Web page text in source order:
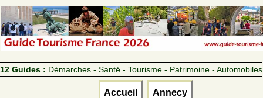
12 Guides : Démarches - Santé - Tourisme - Patrimoine - Automobiles
Accueil Annecy